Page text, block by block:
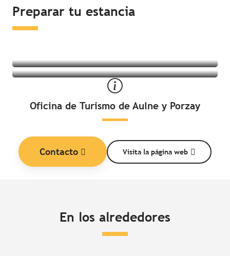
Preparar tu estancia
Dormir en los alrededores
¿Qué hacer en los alrededores?
Oficina de Turismo de Aulne y Porzay
Contacto Visita la página web
En los alrededores